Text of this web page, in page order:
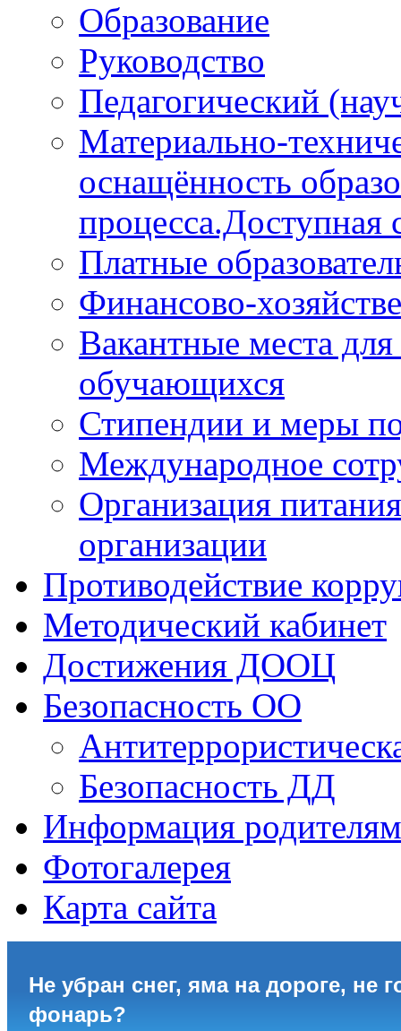
Образование
Руководство
Педагогический
Материально-
оснащённость
процесса.Доступная
Платные
Финансово-
Вакантные места
обучающихся
Стипендии и меры
Международное
Организация
организации
Противодействие
Методический кабинет
Достижения ДООЦ
Безопасность ОО
Безопасность ДД
Информация
Фотогалерея
Карта сайта
Не убран снег, яма на дороге, не
фонарь?